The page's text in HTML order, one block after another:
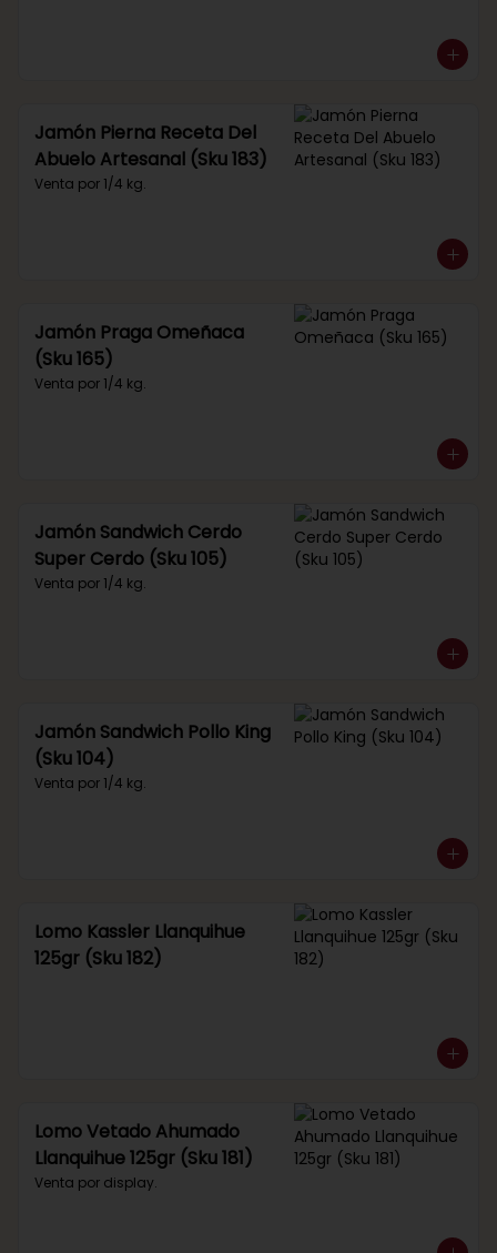
Jamón Pierna Receta Del
Abuelo Artesanal (Sku 183)
Venta por 1/4 kg.
Jamón Praga Omeñaca
(Sku 165)
Venta por 1/4 kg.
Jamón Sandwich Cerdo
Super Cerdo (Sku 105)
Venta por 1/4 kg.
Jamón Sandwich Pollo King
(Sku 104)
Venta por 1/4 kg.
Lomo Kassler Llanquihue
125gr (Sku 182)
Lomo Vetado Ahumado
Llanquihue 125gr (Sku 181)
Venta por display.